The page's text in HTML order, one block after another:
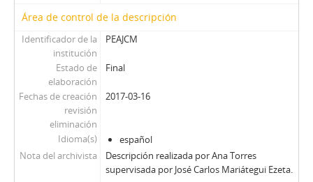
Área de control de la descripción
Identificador de la
institución
PEAJCM
Estado de
elaboración
Final
Fechas de creación
revisión
eliminación
2017-03-16
Idioma(s)
español
Nota del archivista
Descripción realizada por Ana Torres
supervisada por José Carlos Mariátegui Ezeta.